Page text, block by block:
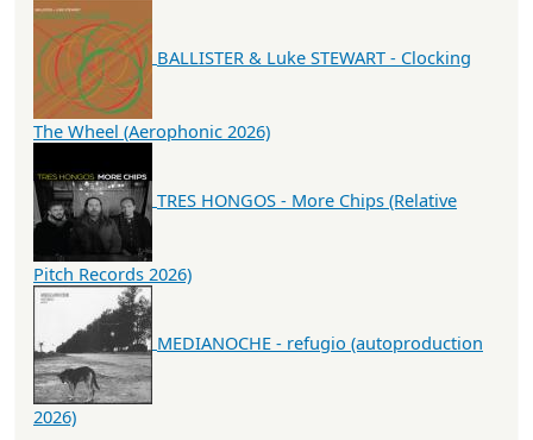
BALLISTER & Luke STEWART - Clocking
The Wheel (Aerophonic 2026)
TRES HONGOS - More Chips (Relative
Pitch Records 2026)
MEDIANOCHE - refugio (autoproduction
2026)